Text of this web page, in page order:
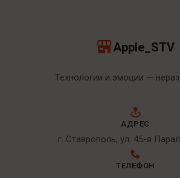
Apple_STV
Технологии и эмоции —
АДРЕС
г. Ставрополь, ул. 45-я
ТЕЛЕФОН